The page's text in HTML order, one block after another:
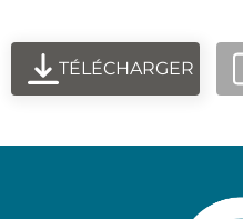
TÉLÉCHARGER